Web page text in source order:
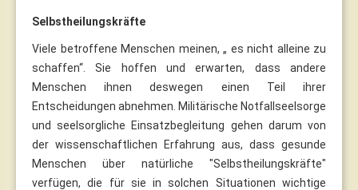
Selbstheilungskräfte
Viele betroffene Menschen meinen, „ es nicht alleine zu
schaffen“. Sie hoffen und erwarten, dass andere
Menschen ihnen deswegen einen Teil ihrer
Entscheidungen abnehmen. Militärische Notfallseelsorge
und seelsorgliche Einsatzbegleitung gehen darum von
der wissenschaftlichen Erfahrung aus, dass gesunde
Menschen über natürliche "Selbstheilungskräfte"
verfügen, die für sie in solchen Situationen wichtige